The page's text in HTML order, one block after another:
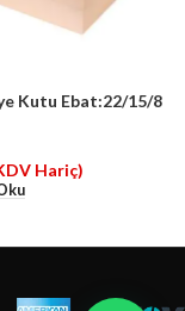
Kutu Ebat:22/15/8
Hariç)